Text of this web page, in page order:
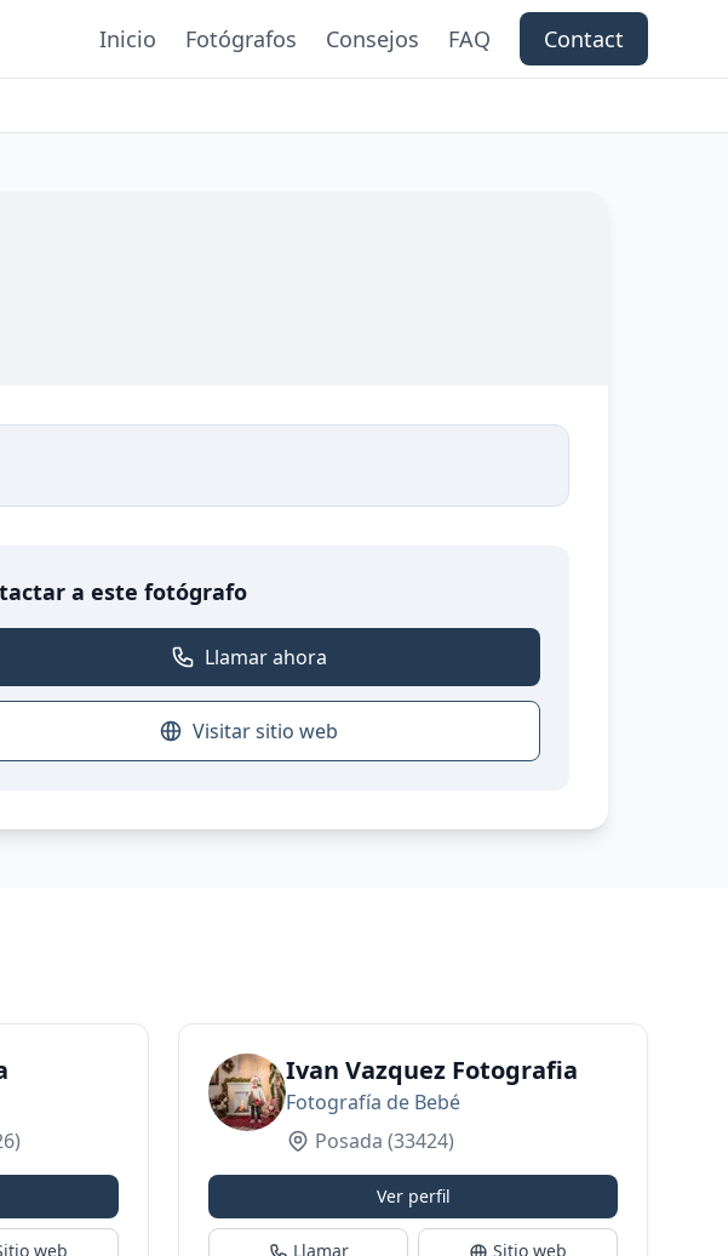
Inicio Fotógrafos Consejos FAQ Contact
a este fotógrafo
Llamar ahora
Visitar sitio web
web
Ivan Vazquez Fotografia
Fotografía de Bebé
Posada (33424)
Ver perfil
Llamar Sitio web